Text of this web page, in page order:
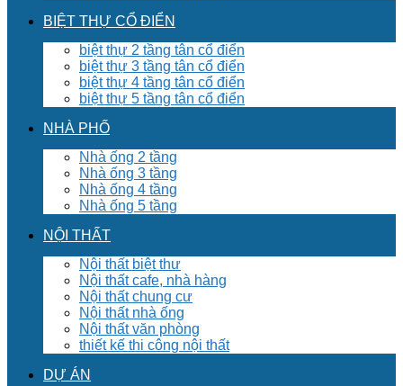
BIỆT THỰ CỔ ĐIỂN
biệt thự 2 tầng tân cổ điển
biệt thự 3 tầng tân cổ điển
biệt thự 4 tầng tân cổ điển
biệt thự 5 tầng tân cổ điển
NHÀ PHỐ
Nhà ống 2 tầng
Nhà ống 3 tầng
Nhà ống 4 tầng
Nhà ống 5 tầng
NỘI THẤT
Nội thất biệt thư
Nội thất cafe, nhà hàng
Nội thất chung cư
Nội thất nhà ống
Nội thất văn phòng
thiết kế thi công nội thất
DỰ ÁN